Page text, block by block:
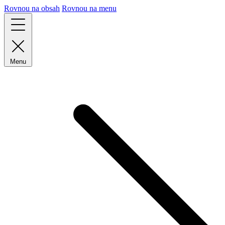
Rovnou na obsah Rovnou na menu
Menu